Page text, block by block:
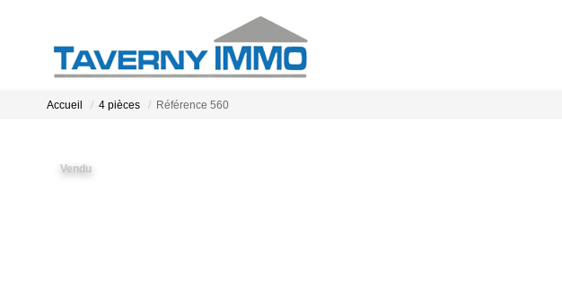
Accueil 4 pièces Référence 560
Vendu